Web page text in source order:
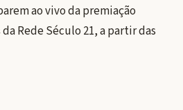
ao vivo da premiação
Rede Século 21, a partir das